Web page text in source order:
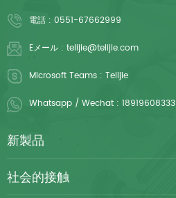
電話 : 0551-67662999
Eメール : telijie@telijie.com
Microsoft Teams : Telijie
Whatsapp / Wechat : 18919608333
新製品
社会的接触